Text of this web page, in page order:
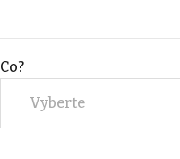
Co?
Vyberte